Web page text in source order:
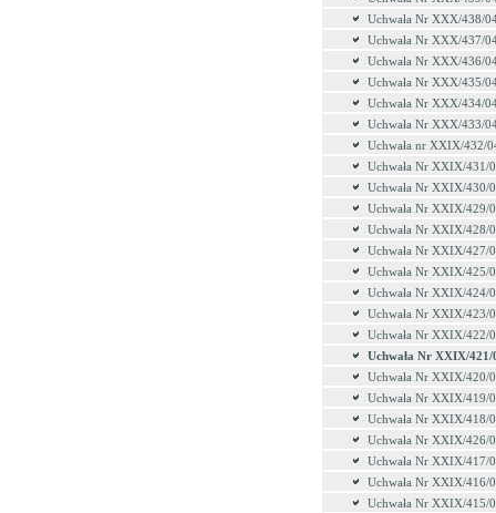
Uchwała Nr XXX/438/
Uchwała Nr XXX/437/
Uchwała Nr XXX/436/
Uchwała Nr XXX/435/
Uchwała Nr XXX/434/
Uchwała Nr XXX/433/
Uchwała nr XXIX/432/
Uchwała Nr XXIX/431/
Uchwała Nr XXIX/430/
Uchwała Nr XXIX/429/
Uchwała Nr XXIX/428/
Uchwała Nr XXIX/427/
Uchwała Nr XXIX/425/
Uchwała Nr XXIX/424/
Uchwała Nr XXIX/423/
Uchwała Nr XXIX/422/
Uchwała Nr XXIX/421/
Uchwała Nr XXIX/420/
Uchwała Nr XXIX/419/
Uchwała Nr XXIX/418/
Uchwała Nr XXIX/426/
Uchwała Nr XXIX/417/
Uchwała Nr XXIX/416/
Uchwała Nr XXIX/415/